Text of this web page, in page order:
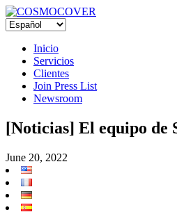
Inicio
Servicios
Clientes
Join Press List
Newsroom
[Noticias] El equipo de
June 20, 2022